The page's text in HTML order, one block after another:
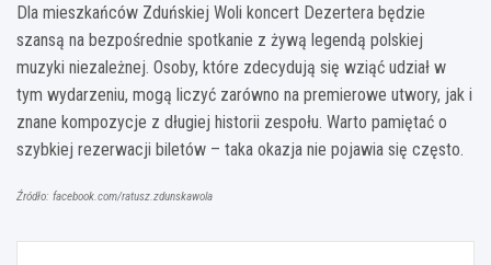
Dla mieszkańców Zduńskiej Woli koncert Dezertera będzie
szansą na bezpośrednie spotkanie z żywą legendą polskiej
muzyki niezależnej. Osoby, które zdecydują się wziąć udział w
tym wydarzeniu, mogą liczyć zarówno na premierowe utwory, jak i
znane kompozycje z długiej historii zespołu. Warto pamiętać o
szybkiej rezerwacji biletów – taka okazja nie pojawia się często.
Źródło: facebook.com/ratusz.zdunskawola